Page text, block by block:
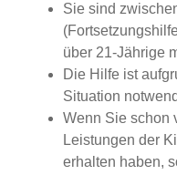
Sie sind
über 21-Jährige
Die Hilfe ist
Situation
Wenn Sie schon
Leistungen der
erhalten haben,